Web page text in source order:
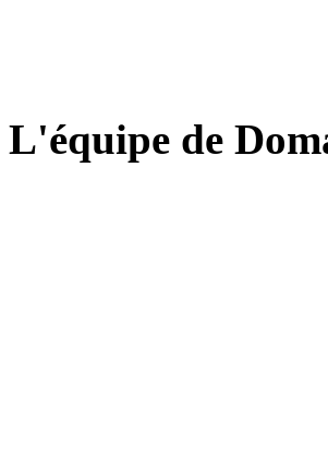
L'équipe de